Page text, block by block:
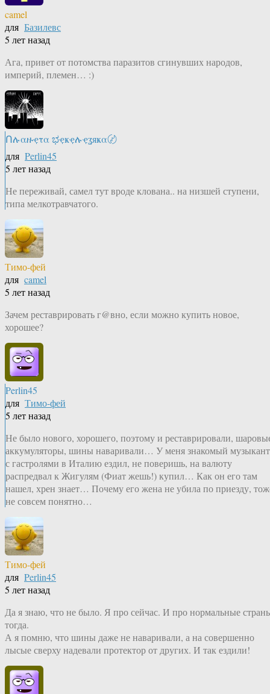
camel
для Базилевс
5 лет назад
Ага, привет от потомства паразитов сгинувших народов,
империй, племен… :)
Ոሉαዙҿτα ಭҿҝҿሉҿʓяҝα〄
для Perlin45
5 лет назад
Не переживай, самел тут вроде клована.. на низшей ступени,
типа мелкотравчатого.
Тимо-фей
для camel
5 лет назад
Зачем реставрировать г@вно, если можно купить новое,
хорошее?
Perlin45
для Тимо-фей
5 лет назад
Не было нового, хорошего, поэтому и реставрировали,
аккумуляторы, шины наваривали… У меня знакомый музыкант
с гастролями в Италию ездил, не поверишь, на валюту
распредвал к Жигулям (Фиат жешь!) купил… Как он его там
нашел, хрен знает… Почему его жена не убила по приезду,
не совсем понятно…
Тимо-фей
для Perlin45
5 лет назад
Да я знаю, что не было. Я про сейчас. И про нормальные
тогда.
А я помню, что шины даже не наваривали, а на совершенно
лысые сверху надевали протектор от других. И так ездили!